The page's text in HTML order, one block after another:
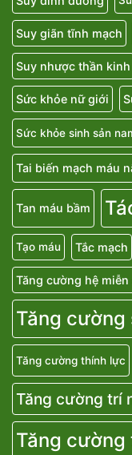
Suy giãn tĩnh mạch
Suy nhược thần kinh
Sức khỏe nữ giới
Sức khỏe sinh sản
Tai biến mạch máu
Tan máu bầm
Tạo máu Tắc mạch
Tăng cường hệ miễn
Tăng cường
Tăng cường thính lực
Tăng cường trí
Tăng cường